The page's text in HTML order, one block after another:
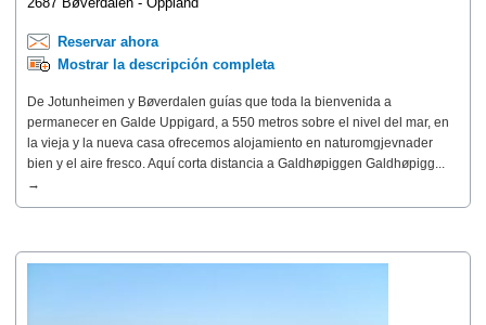
Reservar ahora
Mostrar la descripción completa
De Jotunheimen y Bøverdalen guías que toda la bienvenida a
permanecer en Galde Uppigard, a 550 metros sobre el nivel del mar, en
la vieja y la nueva casa ofrecemos alojamiento en naturomgjevnader
bien y el aire fresco. Aquí corta distancia a Galdhøpiggen Galdhøpigg...
→